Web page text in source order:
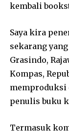
kembali
Saya kira
sekarang
Grasindo,
Kompas,
memproduksi
penulis buku
Termasuk